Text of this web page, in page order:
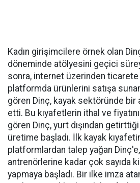
Kadın girişimcilere örnek olan
döneminde atölyesini geçici
sonra, internet üzerinden
platformda ürünlerini satışa
gören Dinç, kayak sektöründe bir
etti. Bu kıyafetlerin ithal ve
gören Dinç, yurt dışından
üretime başladı. İlk kayak
platformlardan talep yağan
antrenörlerine kadar çok sayıda
yapmaya başladı. Bir ilke imza